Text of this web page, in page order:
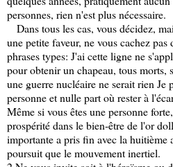
personnes, rien n'est plus nécessaire.
Dans tous les cas, vous décidez,
une petite faveur, ne vous cachez pas
phrases types: J'ai cette ligne ne
pour obtenir un chapeau, tous morts,
une guerre nucléaire ne serait rien Je
personne et nulle part où rester à
Même si vous êtes une personne
prospérité dans le bien-être de l'or
importante a pris fin avec la huitième
poursuit que le mouvement inertiel.